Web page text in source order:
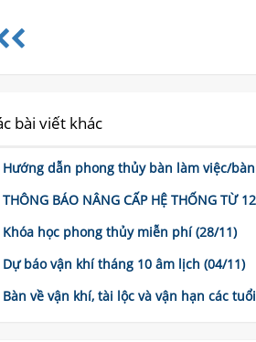
bài viết khác
Hướng dẫn phong thủy bàn làm việc/
THÔNG BÁO NÂNG CẤP HỆ THỐNG TỪ
Khóa học phong thủy miễn phí (28/11)
Dự báo vận khí tháng 10 âm lịch (04/11)
Bàn về vận khí, tài lộc và vận hạn các